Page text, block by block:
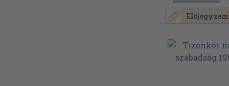
Előjegyzem